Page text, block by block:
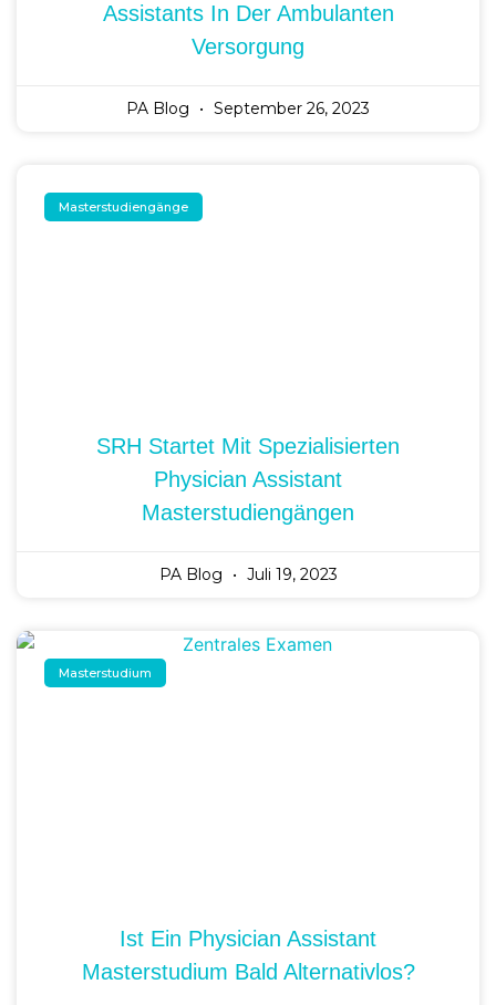
Assistants In Der Ambulanten
Versorgung
PA Blog September 26, 2023
Masterstudiengänge
SRH Startet Mit Spezialisierten
Physician Assistant
Masterstudiengängen
PA Blog Juli 19, 2023
Masterstudium
Ist Ein Physician Assistant
Masterstudium Bald Alternativlos?